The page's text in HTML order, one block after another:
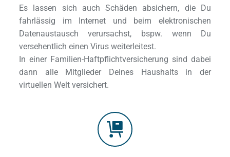
Es lassen sich auch Schäden absichern, die Du
fahrlässig im Internet und beim elektronischen
Datenaustausch verursachst, bspw. wenn Du
versehentlich einen Virus weiterleitest.
In einer Familien-Haftpflichtversicherung sind dabei
dann alle Mitglieder Deines Haushalts in der
virtuellen Welt versichert.